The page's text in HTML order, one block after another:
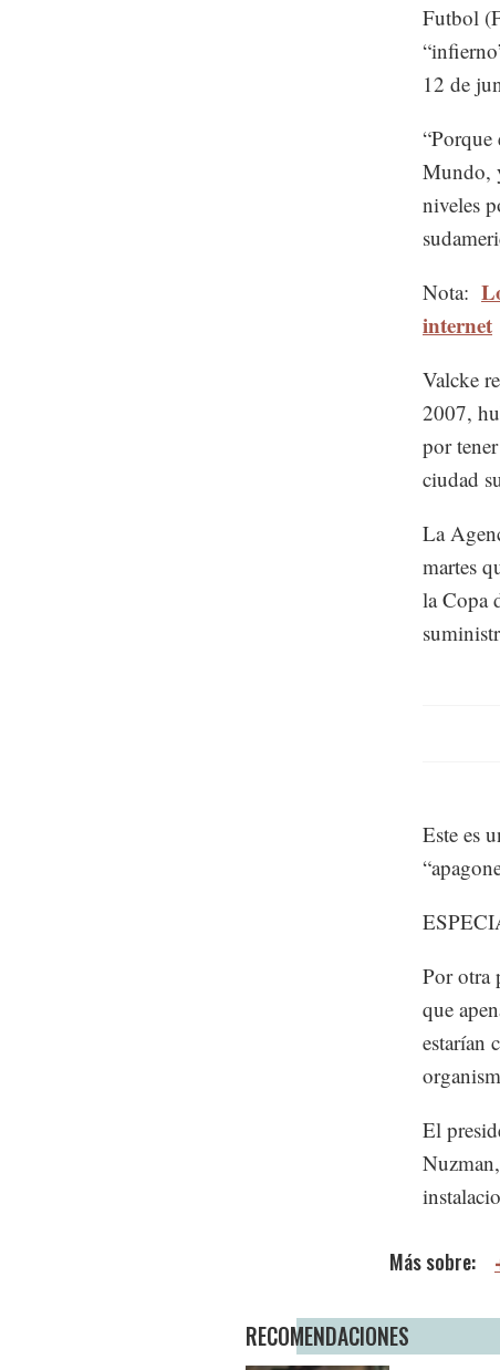
Futbol
12 de
Mundo,
niveles
Nota:
internet
Valcke
2007,
por
ciudad
La
martes
la Copa
Este es
Por otra
que
estarían
El
RECOMENDACIONES